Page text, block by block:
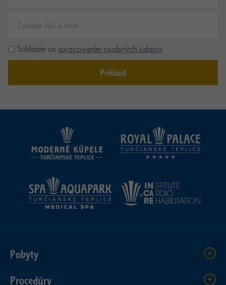
Súhlasím so spracovaním osobných údajov
Prihlásiť
Pobyty
Procedúry